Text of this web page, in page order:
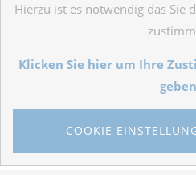
Hierzu ist es notwendig das Sie
Klicken Sie hier um Ihre
COOKIE